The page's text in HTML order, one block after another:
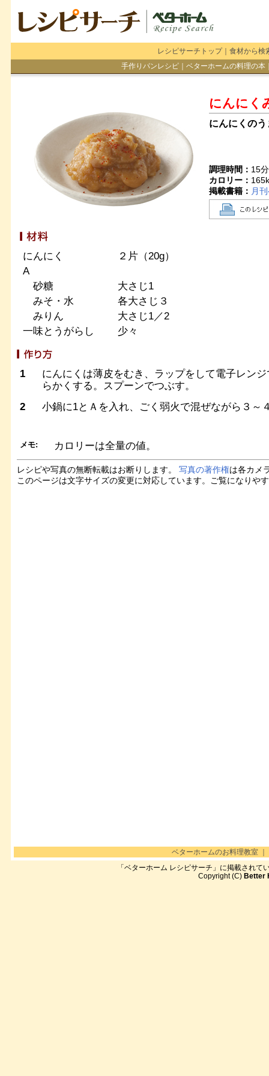
レシピサーチトップ｜ 食材から検
手作りパンレシピ
ベターホームの料理の本
にんにく
にんにくの
調理時間： 15
カロリー： 165
掲載書籍： 月
にんにく
２片（20g）
A
砂糖
大さじ1
みそ・水
各大さじ３
みりん
大さじ1／2
一味とうがらし
少々
1
にんにくは薄皮をむき、ラップをして電子レン
らかくする。スプーンでつぶす。
2
小鍋に1とＡを入れ、ごく弱火で混ぜながら３～
メモ: カロリーは全量の値。
レシピや写真の無断転載はお断りします。 写真の著作権は各カメ
このページは文字サイズの変更に対応しています。ご覧になりや
ベターホームのお料理教室
「ベターホーム レシピサーチ」に掲載され
Copyright (C) Better